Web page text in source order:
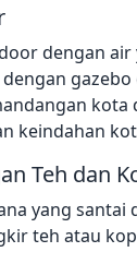
dengan air
kota
keindahan
Teh dan
yang santai
teh atau